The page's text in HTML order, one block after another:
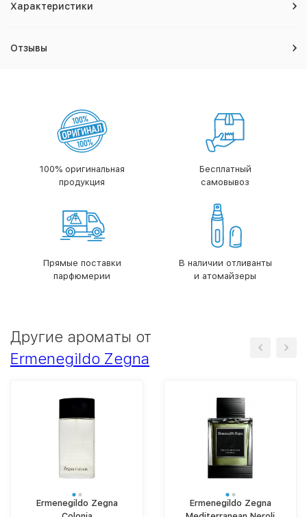
Характеристики
Отзывы
100% оригинальная
продукция
Бесплатный
самовывоз
Прямые поставки
парфюмерии
В наличии отливанты
и атомайзеры
Другие ароматы от
Ermenegildo Zegna
Ermenegildo Zegna
Ermenegildo Zegna